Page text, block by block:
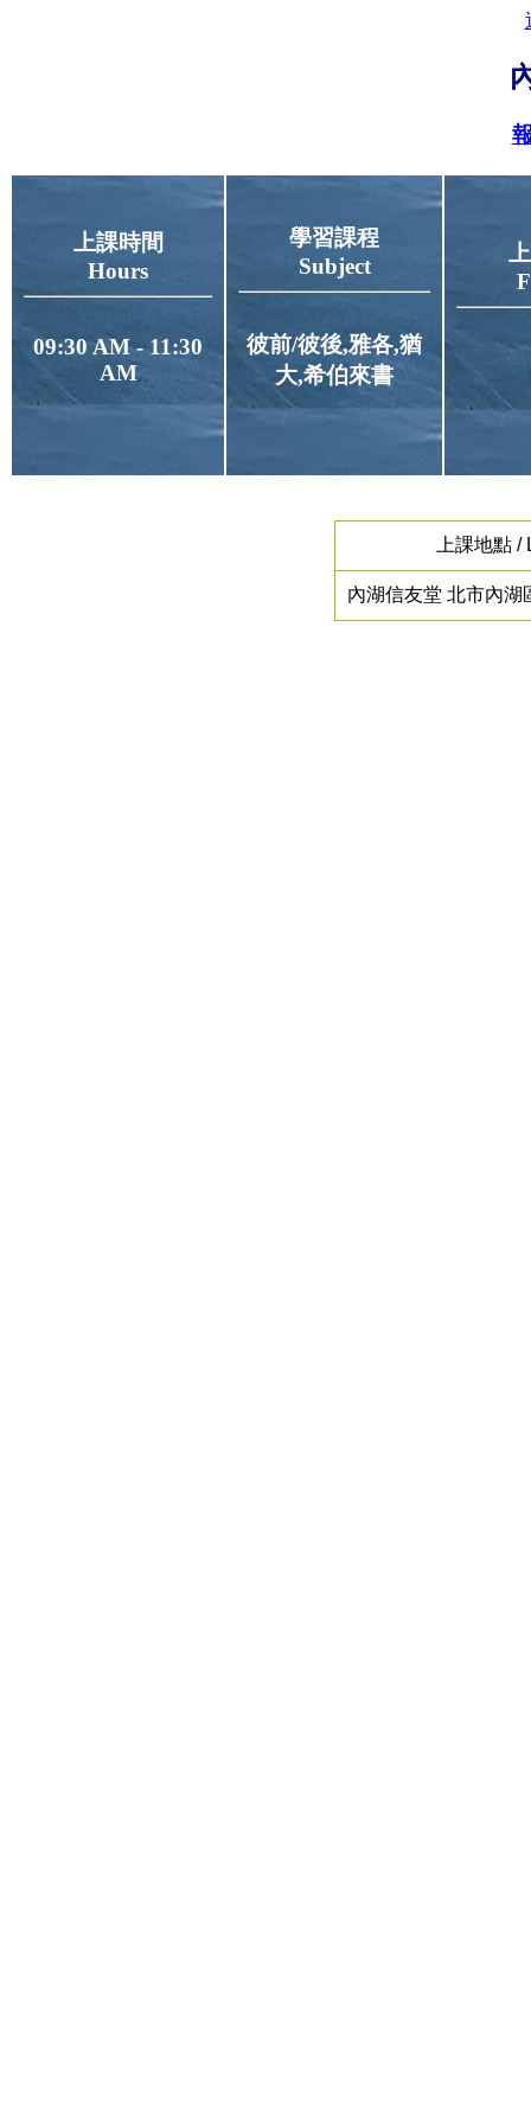
上課時間
Hours
09:30 AM - 11:30
AM
學習課程
Subject
彼前/彼後,雅各,猶
大,希伯來書
上課地點
內湖信友堂 北市內湖